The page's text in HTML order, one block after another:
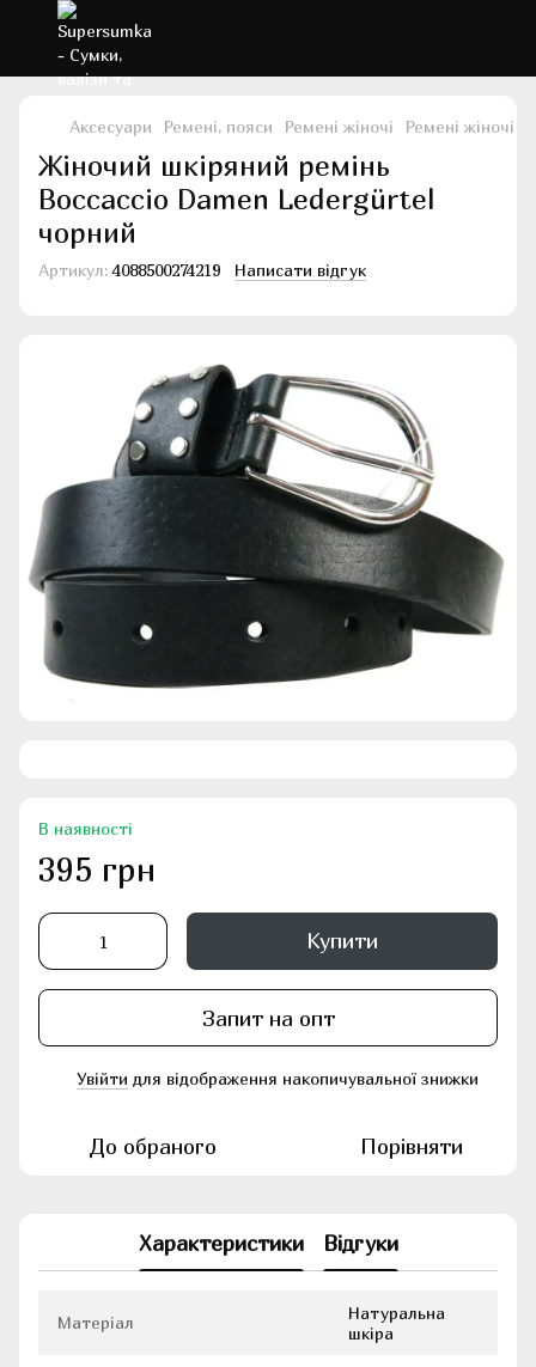
Аксесуари Ремені, пояси Ремені жіночі Ремені жіночі
Жіночий шкіряний ремінь
Boccaccio Damen Ledergürtel
чорний
Артикул:4088500274219 Написати відгук
В наявності
395 грн
Купити
Запит на опт
Увійти для відображення накопичувальної знижки
До обраного Порівняти
Характеристики Відгуки
Матеріал
Натуральна
шкіра